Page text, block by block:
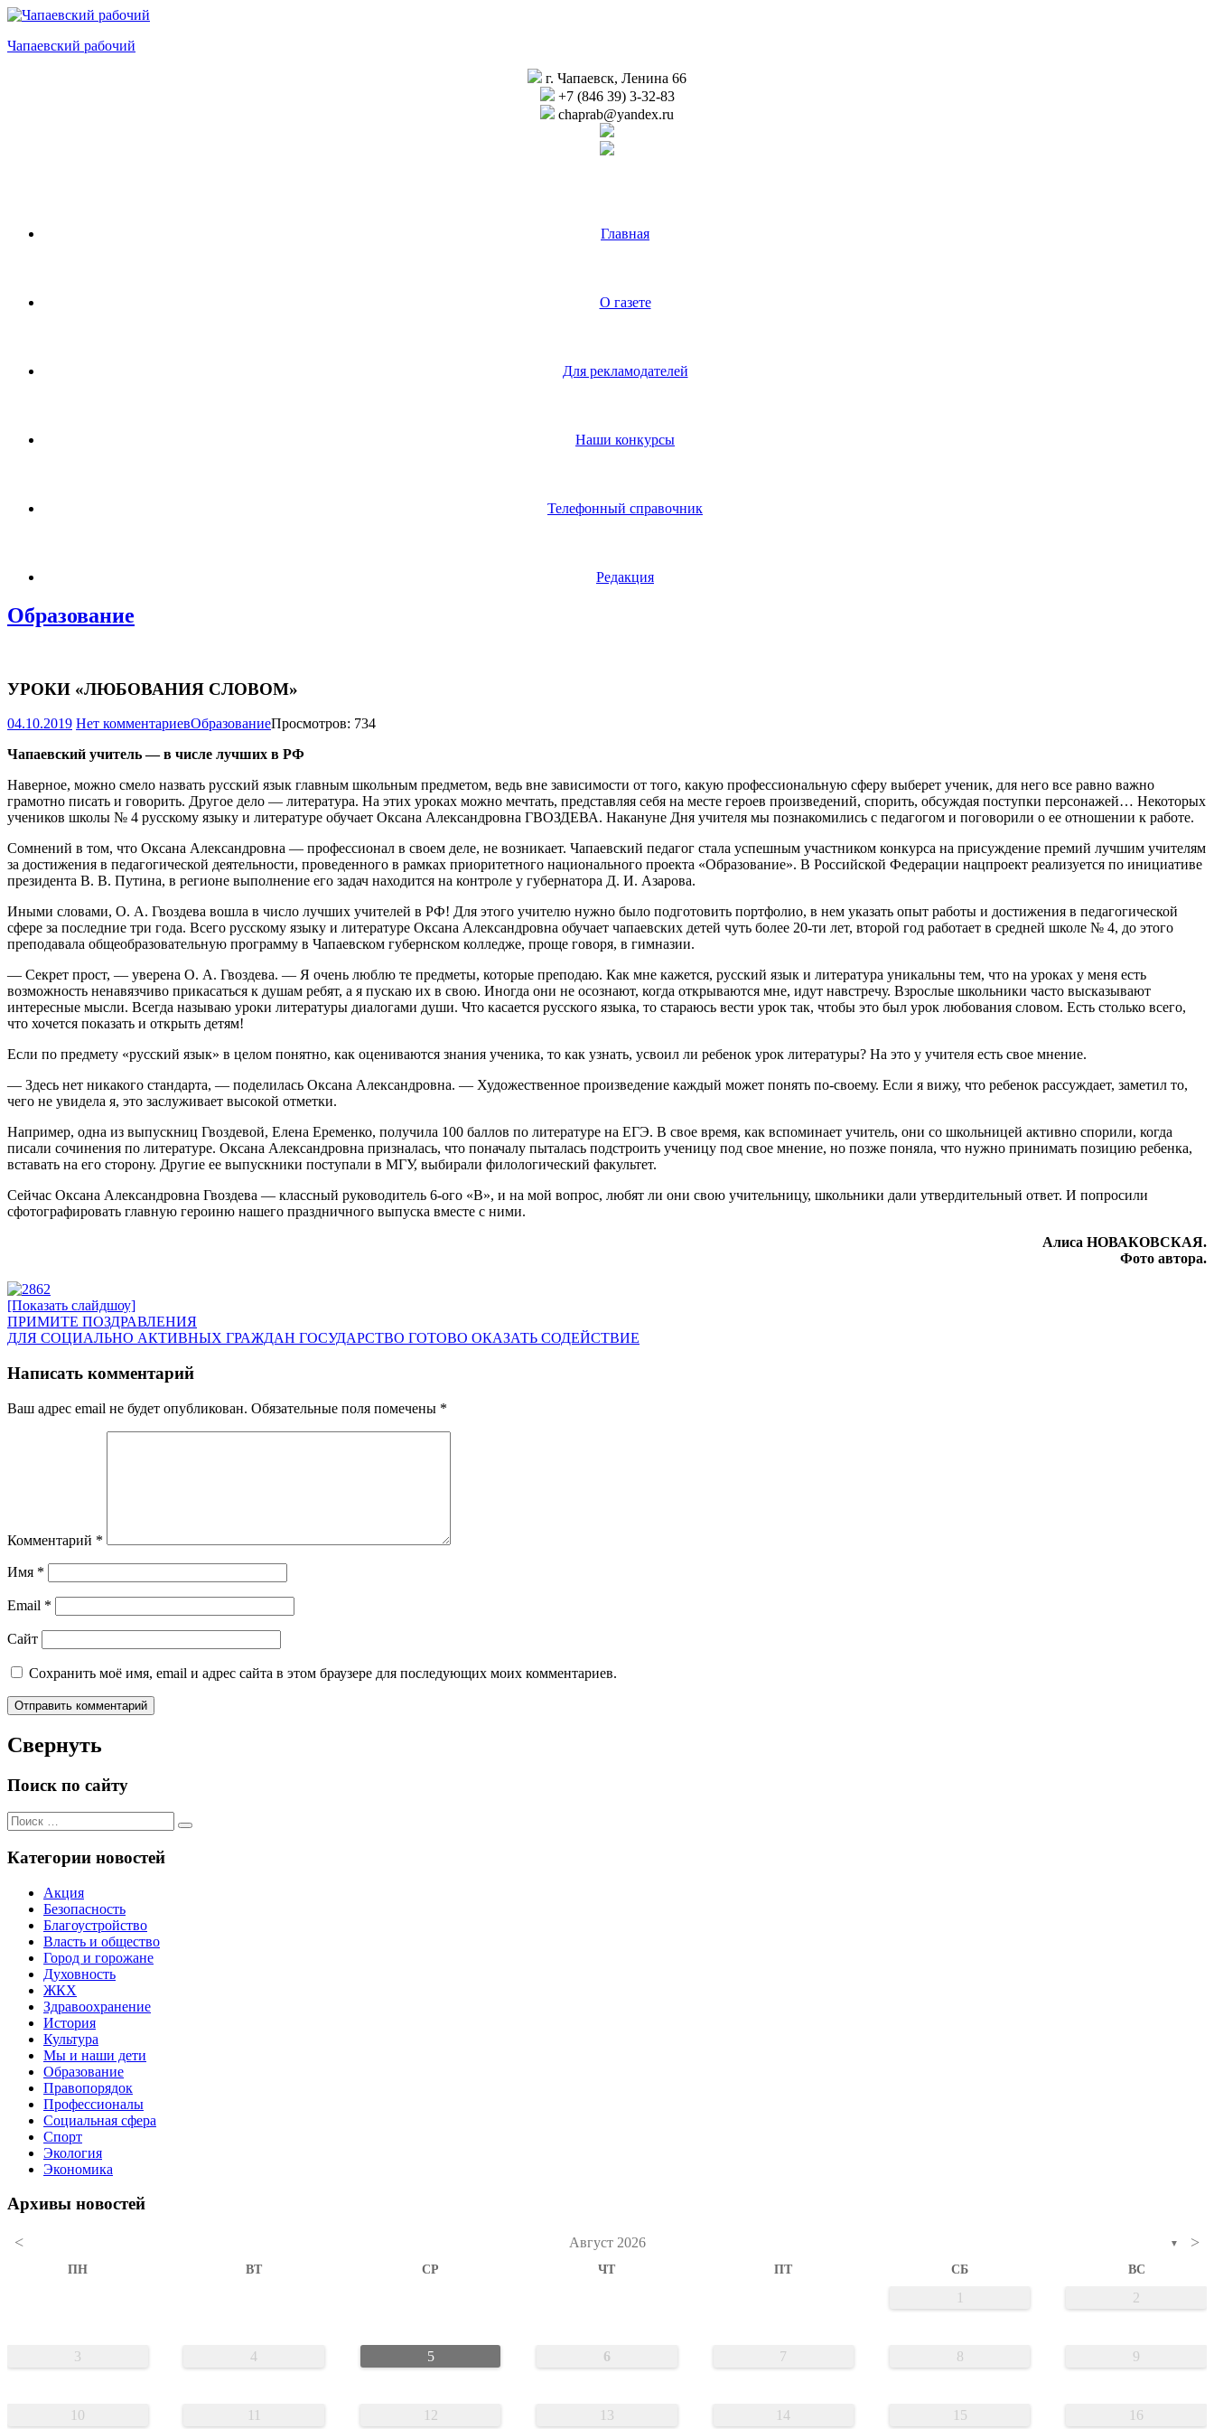
Перейти
содержимому
Чапаевский рабочий
г. Чапаевск, Ленина 66
+7 (846 39) 3-32-83
chaprab@yandex.ru
Главная
О газете
Для рекламодателей
Наши конкурсы
Телефонный справочник
Редакция
Образование
УРОКИ «ЛЮБОВАНИЯ СЛОВОМ»
04.10.2019 Нет комментариевОбразованиеПросмотров: 734
Чапаевский учитель — в числе лучших в РФ
Наверное, можно смело назвать русский язык главным школьным предметом, ведь вне зависимости от того, какую профессиональную сферу выберет ученик, для него все равно важно
грамотно писать и говорить. Другое дело — литература. На этих уроках можно мечтать, представляя себя на месте героев произведений, спорить, обсуждая поступки персонажей… Некоторых
учеников школы № 4 русскому языку и литературе обучает Оксана Александровна ГВОЗДЕВА. Накануне Дня учителя мы познакомились с педагогом и поговорили о ее отношении к работе.
Сомнений в том, что Оксана Александровна — профессионал в своем деле, не возникает. Чапаевский педагог стала успешным участником конкурса на присуждение премий лучшим учителям
за достижения в педагогической деятельности, проведенного в рамках приоритетного национального проекта «Образование». В Российской Федерации нацпроект реализуется по инициативе
президента В. В. Путина, в регионе выполнение его задач находится на контроле у губернатора Д. И. Азарова.
Иными словами, О. А. Гвоздева вошла в число лучших учителей в РФ! Для этого учителю нужно было подготовить портфолио, в нем указать опыт работы и достижения в педагогической
сфере за последние три года. Всего русскому языку и литературе Оксана Александровна обучает чапаевских детей чуть более 20-ти лет, второй год работает в средней школе № 4, до этого
преподавала общеобразовательную программу в Чапаевском губернском колледже, проще говоря, в гимназии.
— Секрет прост, — уверена О. А. Гвоздева. — Я очень люблю те предметы, которые преподаю. Как мне кажется, русский язык и литература уникальны тем, что на уроках у меня есть
возможность ненавязчиво прикасаться к душам ребят, а я пускаю их в свою. Иногда они не осознают, когда открываются мне, идут навстречу. Взрослые школьники часто высказывают
интересные мысли. Всегда называю уроки литературы диалогами души. Что касается русского языка, то стараюсь вести урок так, чтобы это был урок любования словом. Есть столько всего,
что хочется показать и открыть детям!
Если по предмету «русский язык» в целом понятно, как оцениваются знания ученика, то как узнать, усвоил ли ребенок урок литературы? На это у учителя есть свое мнение.
— Здесь нет никакого стандарта, — поделилась Оксана Александровна. — Художественное произведение каждый может понять по-своему. Если я вижу, что ребенок рассуждает, заметил то,
чего не увидела я, это заслуживает высокой отметки.
Например, одна из выпускниц Гвоздевой, Елена Еременко, получила 100 баллов по литературе на ЕГЭ. В свое время, как вспоминает учитель, они со школьницей активно спорили, когда
писали сочинения по литературе. Оксана Александровна призналась, что поначалу пыталась подстроить ученицу под свое мнение, но позже поняла, что нужно принимать позицию ребенка,
вставать на его сторону. Другие ее выпускники поступали в МГУ, выбирали филологический факультет.
Сейчас Оксана Александровна Гвоздева — классный руководитель 6-ого «В», и на мой вопрос, любят ли они свою учительницу, школьники дали утвердительный ответ. И попросили
сфотографировать главную героиню нашего праздничного выпуска вместе с ними.
Алиса НОВАКОВСКАЯ.
Фото автора.
[Показать слайдшоу]
Навигация
по
записям
Предыдущая
запись:
ПРИМИТЕ ПОЗДРАВЛЕНИЯ
Следующая
ДЛЯ СОЦИАЛЬНО АКТИВНЫХ ГРАЖДАН ГОСУДАРСТВО ГОТОВО ОКАЗАТЬ СОДЕЙСТВИЕ
Написать комментарий
Ваш адрес email не будет опубликован. Обязательные поля помечены *
Комментарий *
Имя *
Email *
Сайт
Сохранить моё имя, email и адрес сайта в этом браузере для последующих моих комментариев.
Свернуть
Поиск по сайту
Поиск
для:
Поиск
Категории новостей
Акция
Безопасность
Благоустройство
Власть и общество
Город и горожане
Духовность
ЖКХ
Здравоохранение
История
Культура
Мы и наши дети
Образование
Правопорядок
Профессионалы
Социальная сфера
Спорт
Экология
Экономика
Архивы новостей
< Август 2026 ▼ >
ПН ВТ СР ЧТ ПТ СБ ВС
1 2
3 4 5 6 7 8 9
10 11 12 13 14 15 16